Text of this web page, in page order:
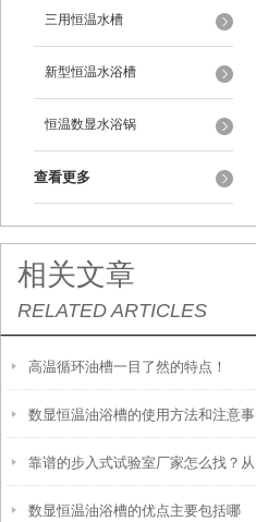
三用恒温水槽
新型恒温水浴槽
恒温数显水浴锅
查看更多
相关文章
RELATED ARTICLES
高温循环油槽一目了然的特点！
数显恒温油浴槽的使用方法和注意事
项
靠谱的步入式试验室厂家怎么找？从
信誉和资质入手
数显恒温油浴槽的优点主要包括哪